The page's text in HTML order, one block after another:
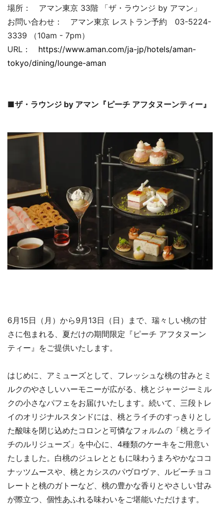
場所： アマン東京 33階 「ザ・ラウンジ by アマン」
お問い合わせ： アマン東京 レストラン予約 03-5224-
3339 （10am - 7pm）
URL： https://www.aman.com/ja-jp/hotels/aman-
tokyo/dining/lounge-aman
■ザ・ラウンジ by アマン『ピーチ アフタヌーンティー』
6月15日（月）から9月13日（日）まで、瑞々しい桃の甘
さに包まれる、夏だけの期間限定『ピーチ アフタヌーン
ティー』をご提供いたします。
はじめに、アミューズとして、フレッシュな桃の甘みとミ
ルクのやさしいハーモニーが広がる、桃とジャージーミル
クの小さなパフェをお届けいたします。続いて、三段トレ
イのオリジナルスタンドには、桃とライチのすっきりとし
た酸味を閉じ込めたコロンと可憐なフォルムの「桃とライ
チのルリジューズ」を中心に、4種類のケーキをご用意い
たしました。白桃のジュレとともに味わうまろやかなココ
ナッツムースや、桃とカシスのパヴロヴァ、ルビーチョコ
レートと桃のガトーなど、桃の豊かな香りとやさしい甘み
が際立つ、個性あふれる味わいをご堪能いただけます。